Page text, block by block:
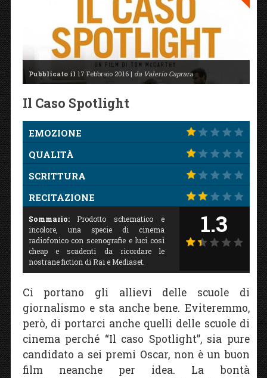
Pubblicato il 17 Febbraio 2016 | da Valerio Caprara
Il Caso Spotlight
EMOZIONE
QUALITÀ
SCRITTURA
RECITAZIONE
Sommario:Prodotto schematico e
incolore, una specie di cinema
radiofonico con scenografie e luci così
cheap e scadenti da ricordare le
nostrane fiction di Rai e Mediaset.
1.3
Ci portano gli allievi delle scuole di
giornalismo e sta anche bene. Eviteremmo,
però, di portarci anche quelli delle scuole di
cinema perché “Il caso Spotlight”, sia pure
candidato a sei premi Oscar, non è un buon
film neanche per idea. La bontà